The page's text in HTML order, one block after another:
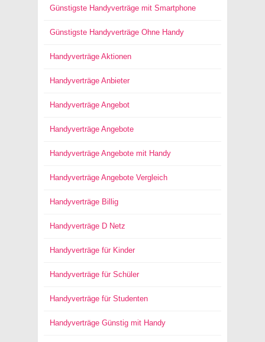
Günstigste Handyverträge mit Smartphone
Günstigste Handyverträge Ohne Handy
Handyverträge Aktionen
Handyverträge Anbieter
Handyverträge Angebot
Handyverträge Angebote
Handyverträge Angebote mit Handy
Handyverträge Angebote Vergleich
Handyverträge Billig
Handyverträge D Netz
Handyverträge für Kinder
Handyverträge für Schüler
Handyverträge für Studenten
Handyverträge Günstig mit Handy